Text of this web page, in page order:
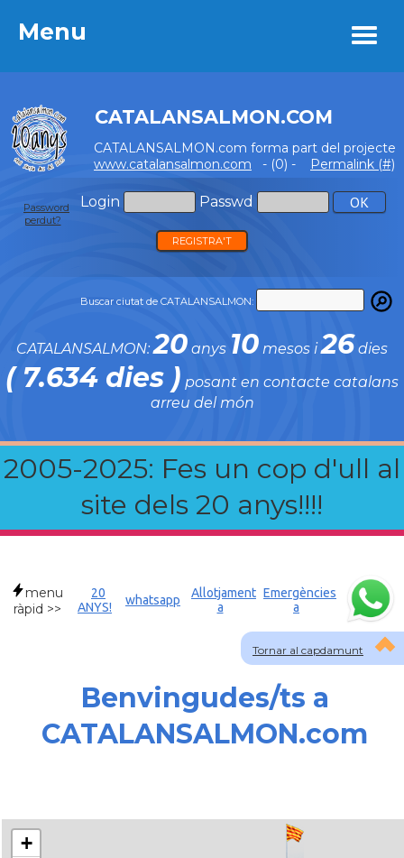
Menu
CATALANSALMON.COM
CATALANSALMON.com forma part del projecte
www.catalansalmon.com - (0) - Permalink (#)
Login Passwd
Password
perdut?
REGISTRA'T
Buscar ciutat de CATALANSALMON:
CATALANSALMON:20 anys 10 mesos i26 dies
( 7.634 dies ) posant en contacte catalans
arreu del món
2005-2025: Fes un cop d'ull al
site dels 20 anys!!!!
Menu
Tornar al capdamunt
menu
ràpid >>
20
ANYS!
whatsapp
Allotjament
a
Emergències
a
Benvingudes/ts a
CATALANSALMON.com
+